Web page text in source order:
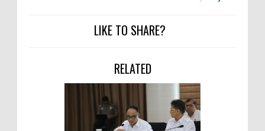
LIKE TO SHARE?
RELATED